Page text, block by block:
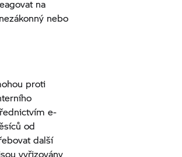
na
nebo
proti
e-
od
další
vyřizovány